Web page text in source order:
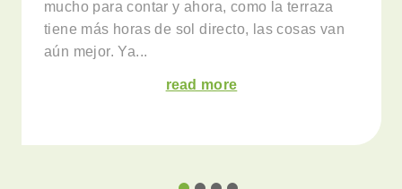
mucho para contar y ahora, como la terraza
tiene más horas de sol directo, las cosas van
aún mejor. Ya...
read more